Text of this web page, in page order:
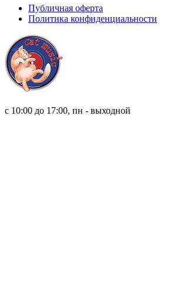
Публичная оферта
Политика конфиденциальности
с 10:00 до 17:00, пн - выходной